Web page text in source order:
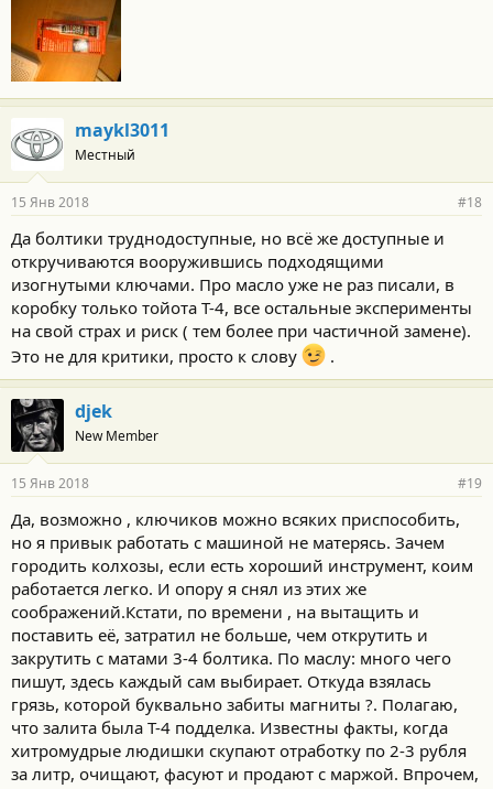
maykl3011
Местный
15 Янв 2018 #18
Да болтики труднодоступные, но всё же доступные и
откручиваются вооружившись подходящими
изогнутыми ключами. Про масло уже не раз писали, в
коробку только тойота Т-4, все остальные эксперименты
на свой страх и риск ( тем более при частичной замене).
Это не для критики, просто к слову
.
djek
New Member
15 Янв 2018 #19
Да, возможно , ключиков можно всяких приспособить,
но я привык работать с машиной не матерясь. Зачем
городить колхозы, если есть хороший инструмент, коим
работается легко. И опору я снял из этих же
соображений.Кстати, по времени , на вытащить и
поставить её, затратил не больше, чем открутить и
закрутить с матами 3-4 болтика. По маслу: много чего
пишут, здесь каждый сам выбирает. Откуда взялась
грязь, которой буквально забиты магниты ?. Полагаю,
что залита была Т-4 подделка. Известны факты, когда
хитромудрые людишки скупают отработку по 2-3 рубля
за литр, очищают, фасуют и продают с маржой. Впрочем,